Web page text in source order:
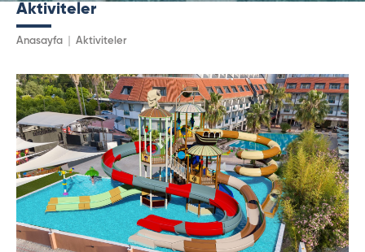
Aktiviteler
Anasayfa Aktiviteler